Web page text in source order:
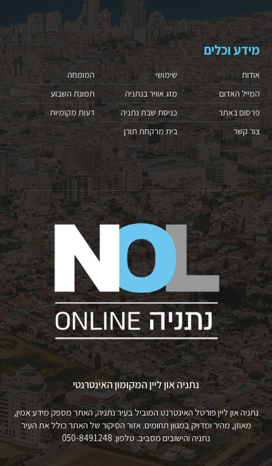
מידע וכלים
אודות
המייל האדום
פרסום באתר
צור קשר
שימושי
מזג אוויר בנתניה
כניסת שבת נתניה
בית מרקחת תורן
המומחה
תמונת השבוע
דעות מקומיות
נתניה און ליין המקומון האינטרנטי
נתניה און ליין פורטל האינטרנט המוביל בעיר נתניה, האתר מספק מידע אמין,
מאוזן, מהיר ומדויק במגוון תחומים. אזור הסיקור של האתר כולל את העיר
נתניה והישובים מסביב. טלפון: 050-8491248